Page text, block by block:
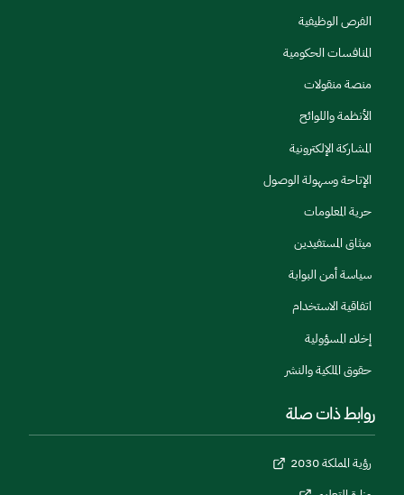
الفرص الوظيفية
المنافسات الحكومية
منصة منقولات
الأنظمة واللوائح
المشاركة الإلكترونية
الإتاحة وسهولة الوصول
حرية المعلومات
ميثاق المستفيدين
سياسة أمن البوابة
اتفاقية الاستخدام
إخلاء المسؤولية
حقوق الملكية والنشر
روابط ذات صلة
رؤية المملكة 2030